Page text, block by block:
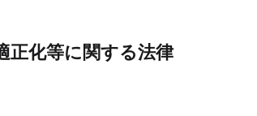
正化等に関する法律